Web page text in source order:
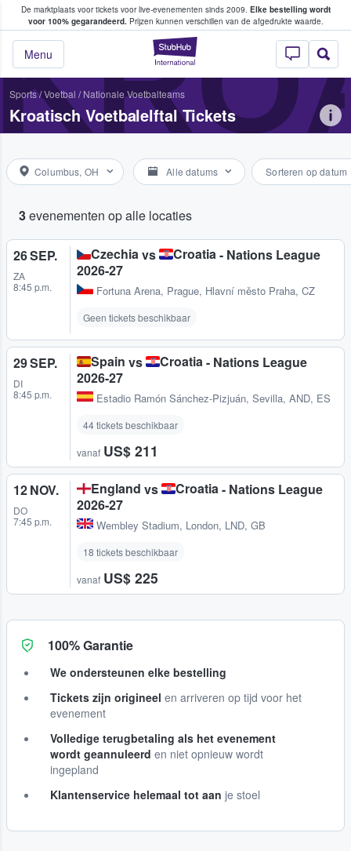
De marktplaats voor tickets voor live-evenementen sinds 2009. Elke bestelling wordt
voor 100% gegarandeerd.Prijzen kunnen verschillen van de afgedrukte waarde.
StubHub: waar
Menu
tickets kopen en verkopen
Sports/Voetbal / Nationale Voetbalteams
Kroatisch Voetbalelftal Tickets
Columbus, OH Alle datums Sorteren op datum
3evenementen op alle locaties
26 SEP.
ZA
8:45 p.m.
Czechiavs Croatia- Nations League
2026-27
Fortuna Arena, Prague, Hlavní město Praha, CZ
Geen tickets beschikbaar
29 SEP.
DI
8:45 p.m.
Spain vs Croatia- Nations League
2026-27
Estadio Ramón Sánchez-Pizjuán, Sevilla, AND, ES
44 tickets beschikbaar
vanaf US$ 211
12 NOV.
DO
7:45 p.m.
England vs Croatia- Nations League
2026-27
Wembley Stadium, London, LND, GB
18 tickets beschikbaar
vanaf US$ 225
100% Garantie
We ondersteunen elke bestelling
Tickets zijn origineel en arriveren op tijd voor het
evenement
Volledige terugbetaling als het evenement
wordt geannuleerd en niet opnieuw wordt
ingepland
Klantenservice helemaal tot aan je stoel